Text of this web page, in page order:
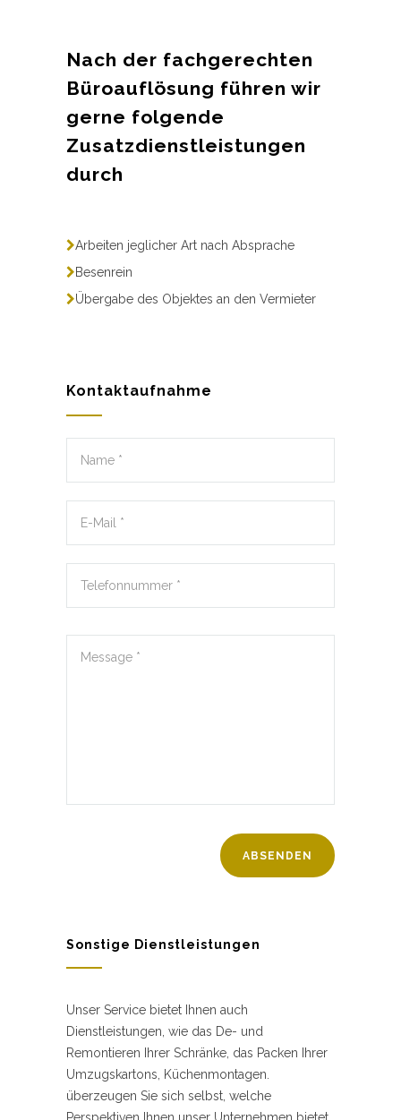
Nach der fachgerechten
Büroauflösung führen wir
gerne folgende
Zusatzdienstleistungen
durch
Arbeiten jeglicher Art nach Absprache
Besenrein
Übergabe des Objektes an den Vermieter
Kontaktaufnahme
Sonstige Dienstleistungen
Unser Service bietet Ihnen auch
Dienstleistungen, wie das De- und
Remontieren Ihrer Schränke, das Packen Ihrer
Umzugskartons, Küchenmontagen.
überzeugen Sie sich selbst, welche